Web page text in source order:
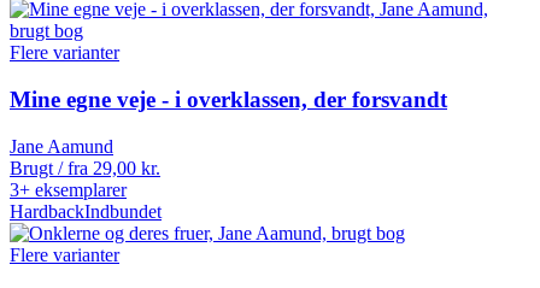
Flere varianter
Mine egne veje - i overklassen, der forsvandt
Jane Aamund
Brugt / fra 29,00 kr.
3+ eksemplarer
HardbackIndbundet
Flere varianter